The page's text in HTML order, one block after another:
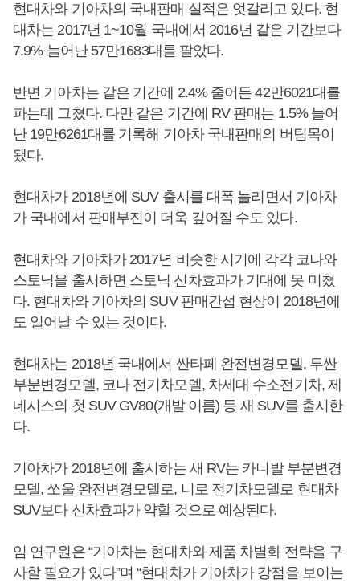
현대차와 기아차의 국내판매 실적은 엇갈리고 있다. 현
대차는 2017년 1~10월 국내에서 2016년 같은 기간보다
7.9% 늘어난 57만1683대를 팔았다.
반면 기아차는 같은 기간에 2.4% 줄어든 42만6021대를
파는데 그쳤다. 다만 같은 기간에 RV 판매는 1.5% 늘어
난 19만6261대를 기록해 기아차 국내판매의 버팀목이
됐다.
현대차가 2018년에 SUV 출시를 대폭 늘리면서 기아차
가 국내에서 판매부진이 더욱 깊어질 수도 있다.
현대차와 기아차가 2017년 비슷한 시기에 각각 코나와
스토닉을 출시하면 스토닉 신차효과가 기대에 못 미쳤
다. 현대차와 기아차의 SUV 판매간섭 현상이 2018년에
도 일어날 수 있는 것이다.
현대차는 2018년 국내에서 싼타페 완전변경모델, 투싼
부분변경모델, 코나 전기차모델, 차세대 수소전기차, 제
네시스의 첫 SUV GV80(개발 이름) 등 새 SUV를 출시한
다.
기아차가 2018년에 출시하는 새 RV는 카니발 부분변경
모델, 쏘울 완전변경모델로, 니로 전기차모델로 현대차
SUV보다 신차효과가 약할 것으로 예상된다.
임 연구원은 “기아차는 현대차와 제품 차별화 전략을 구
사할 필요가 있다”며 “현대차가 기아차가 강점을 보이는